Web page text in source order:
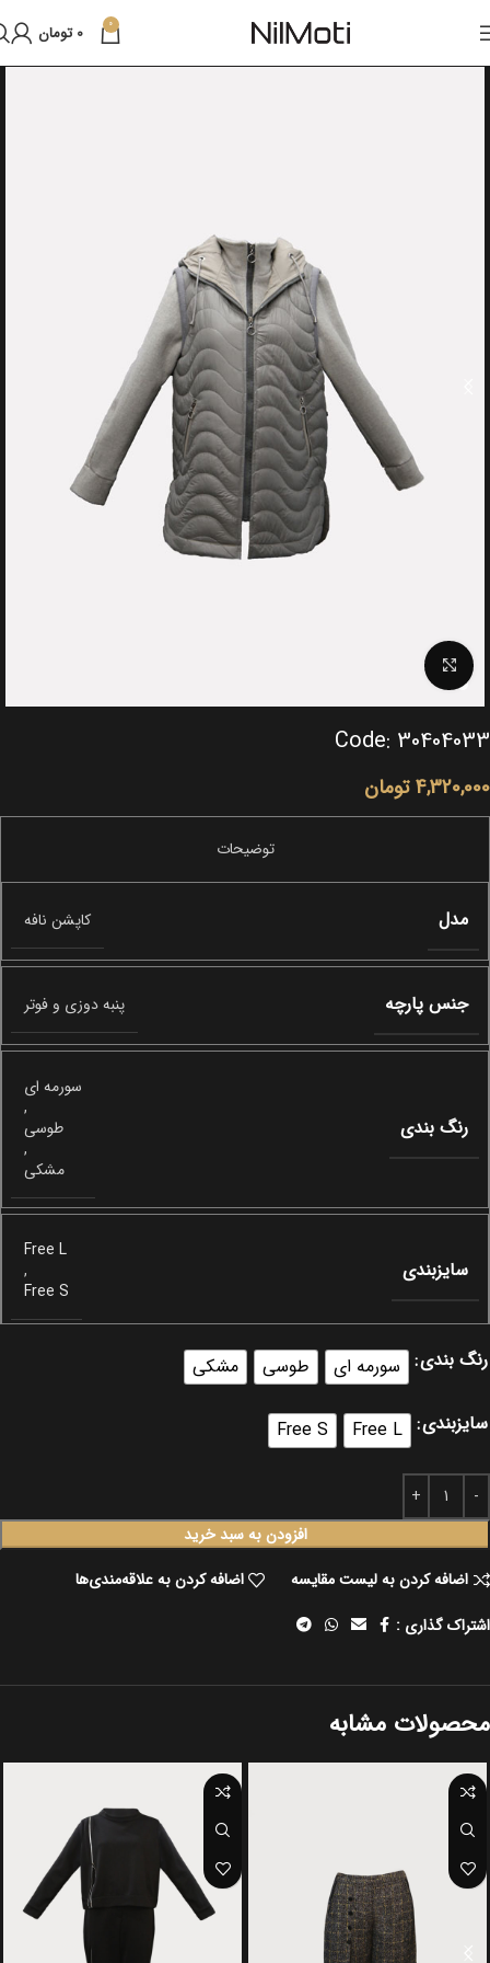
0
0 تومان
Click to enlarge
Code: 30404033
4,320,000 تومان
مدل کاپشن نافه
جنس پارچه پنبه دوزی و فوتر
رنگ بندی
سورمه ای
,
طوسی
,
مشکی
سایزبندی
Free L
,
Free S
رنگ بندی سورمه ای طوسی مشکی
سایزبندی Free L
Free S
افزودن به سبد خرید
اضافه کردن به لیست مقایسه
اضافه کردن به علاقه‌مندی‌ها
اشتراک گذاری :
محصولات مشابه